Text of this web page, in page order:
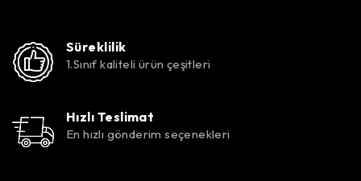
Süreklilik
1.Sınıf kaliteli ürün çeşitleri
Hızlı Teslimat
En hızlı gönderim seçenekleri